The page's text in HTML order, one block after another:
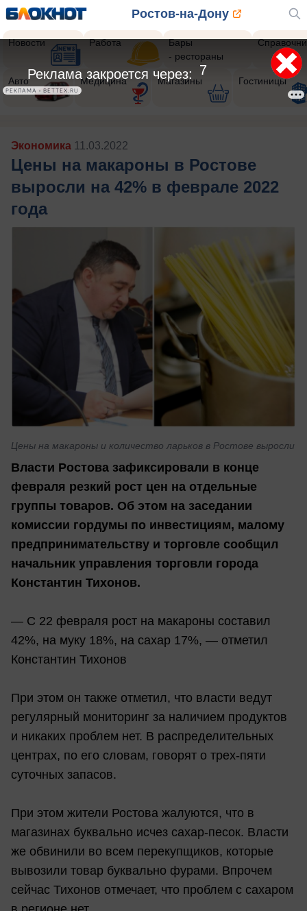
Ростов-на-Дону
Новости Работа
Бары
- рестораны
Авто Медицина Магазины Гостиницы
Экономика 11.03.2022
Цены на макароны в Ростове
выросли на 42% в феврале 2022
года
Цены на макароны и количество ларьков в Ростове выросли
Власти Ростова зафиксировали в конце
февраля резкий рост цен на отдельные
группы товаров. Об этом на заседании
комиссии гордумы по инвестициям, малому
предпринимательству и торговле сообщил
начальник управления торговли города
Константин Тихонов.
— С 22 февраля рост на макароны составил
42%, на муку 18%, на сахар 17%, — отметил
Константин Тихонов
При этом он также отметил, что власти ведут
регулярный мониторинг за наличием продуктов
и никаких проблем нет. В распределительных
центрах, по его словам, говорят о трех-пяти
суточных запасов.
При этом жители Ростова жалуются, что в
магазинах буквально исчез сахар-песок. Власти
же обвинили во всем перекупщиков, которые
вывозили товар буквально фурами. Впрочем
сейчас Тихонов отмечает, что проблем с сахаром
5
Реклама закроется через:
РЕКЛАМА • BETTEX.RU